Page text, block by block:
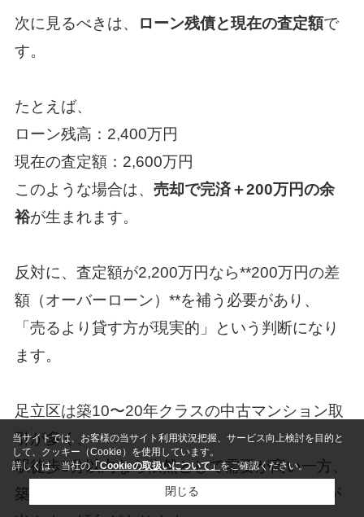
次に見るべきは、 ローン残債と現在の査定額で
す。
たとえば、
ローン残高：2,400万円
現在の査定額：2,600万円
このような場合は、 売却で完済＋200万円の余
裕が生まれます。
反対に、査定額が2,200万円なら**200万円の差
額（オーバーローン）**を補う必要があり、
「売るより貸す方が現実的」という判断になり
ます。
足立区は築10〜20年クラスの中古マンション取
引が多く、
駅徒歩5分以内なら依然として需要が高い一方、
築25年を超えると売却より賃貸の方が収益性が
当サイトでは、お客様の当サイト利用状況把握、サービス向上検討を目的と
して、クッキー（Cookie）を使用しています。
詳しくは、当社の「Cookieの取扱いについて」をご確認ください。
閉じる